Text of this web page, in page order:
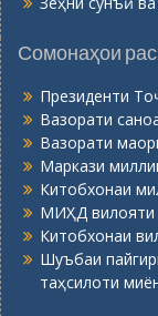
Сомонаҳои
Президенти
Вазорати
Вазорати
Маркази
Китобхонаи
МИҲД вилояти
Китобхонаи
Шуъбаи
таҳсилоти